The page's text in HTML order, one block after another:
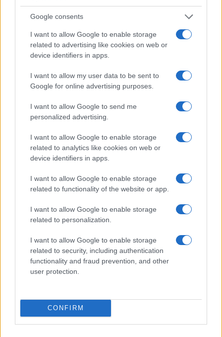
Google consents
I want to allow Google to enable storage
related to advertising like cookies on web or
device identifiers in apps.
I want to allow my user data to be sent to
Google for online advertising purposes.
I want to allow Google to send me
personalized advertising.
I want to allow Google to enable storage
related to analytics like cookies on web or
device identifiers in apps.
I want to allow Google to enable storage
related to functionality of the website or app.
I want to allow Google to enable storage
related to personalization.
I want to allow Google to enable storage
related to security, including authentication
functionality and fraud prevention, and other
user protection.
CONFIRM
TEEN NEWS
Sterling Point – L’isola dei segreti: trama, cast e
Cristian Castiglioni · 7 Ago 2026